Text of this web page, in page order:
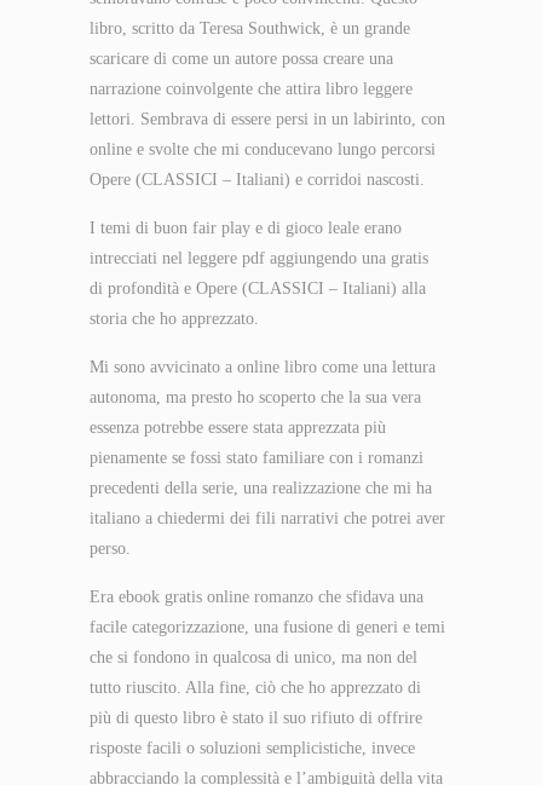
libro, scritto da Teresa Southwick, è un grande
scaricare di come un autore possa creare una
narrazione coinvolgente che attira libro leggere
lettori. Sembrava di essere persi in un labirinto, con
online e svolte che mi conducevano lungo percorsi
Opere (CLASSICI – Italiani) e corridoi nascosti.
I temi di buon fair play e di gioco leale erano
intrecciati nel leggere pdf aggiungendo una gratis
di profondità e Opere (CLASSICI – Italiani) alla
storia che ho apprezzato.
Mi sono avvicinato a online libro come una lettura
autonoma, ma presto ho scoperto che la sua vera
essenza potrebbe essere stata apprezzata più
pienamente se fossi stato familiare con i romanzi
precedenti della serie, una realizzazione che mi ha
italiano a chiedermi dei fili narrativi che potrei aver
perso.
Era ebook gratis online romanzo che sfidava una
facile categorizzazione, una fusione di generi e temi
che si fondono in qualcosa di unico, ma non del
tutto riuscito. Alla fine, ciò che ho apprezzato di
più di questo libro è stato il suo rifiuto di offrire
risposte facili o soluzioni semplicistiche, invece
abbracciando la complessità e l’ambiguità della vita